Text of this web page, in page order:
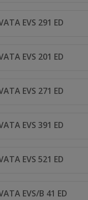
EVS 291 ED
EVS 201 ED
EVS 271 ED
EVS 391 ED
EVS 521 ED
EVS/B 41 ED